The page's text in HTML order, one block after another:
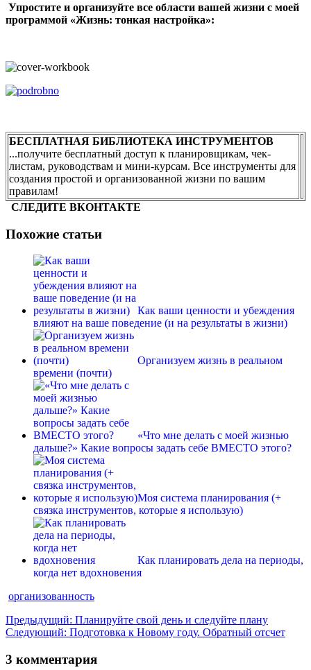
Упростите и организуйте все области вашей жизни с моей
программой «Жизнь: тонкая настройка»:
БЕСПЛАТНАЯ БИБЛИОТЕКА ИНСТРУМЕНТОВ
...получите бесплатный доступ к планировщикам, чек-
листам, руководствам и мини-курсам. Все инструменты для
создания простой и организованной жизни по вашим
правилам!
СЛЕДИТЕ ВКОНТАКТЕ
Похожие статьи
Как ваши ценности и убеждения
влияют на ваше поведение (и на результаты в жизни)
Организуем жизнь в реальном
времени (почти)
«Что мне делать с моей жизнью
дальше?» Какие вопросы задать себе ВМЕСТО этого?
Моя система планирования (+
связка инструментов, которые я использую)
Как планировать дела на периоды,
когда нет вдохновения
организованность
Навигация
по
записям
Предыдущий: Предыдущая
запись:
Планируйте свой день и следуйте плану
Следующий: Следующая
Подготовка к Новому году. Обратный отсчет
3 комментария